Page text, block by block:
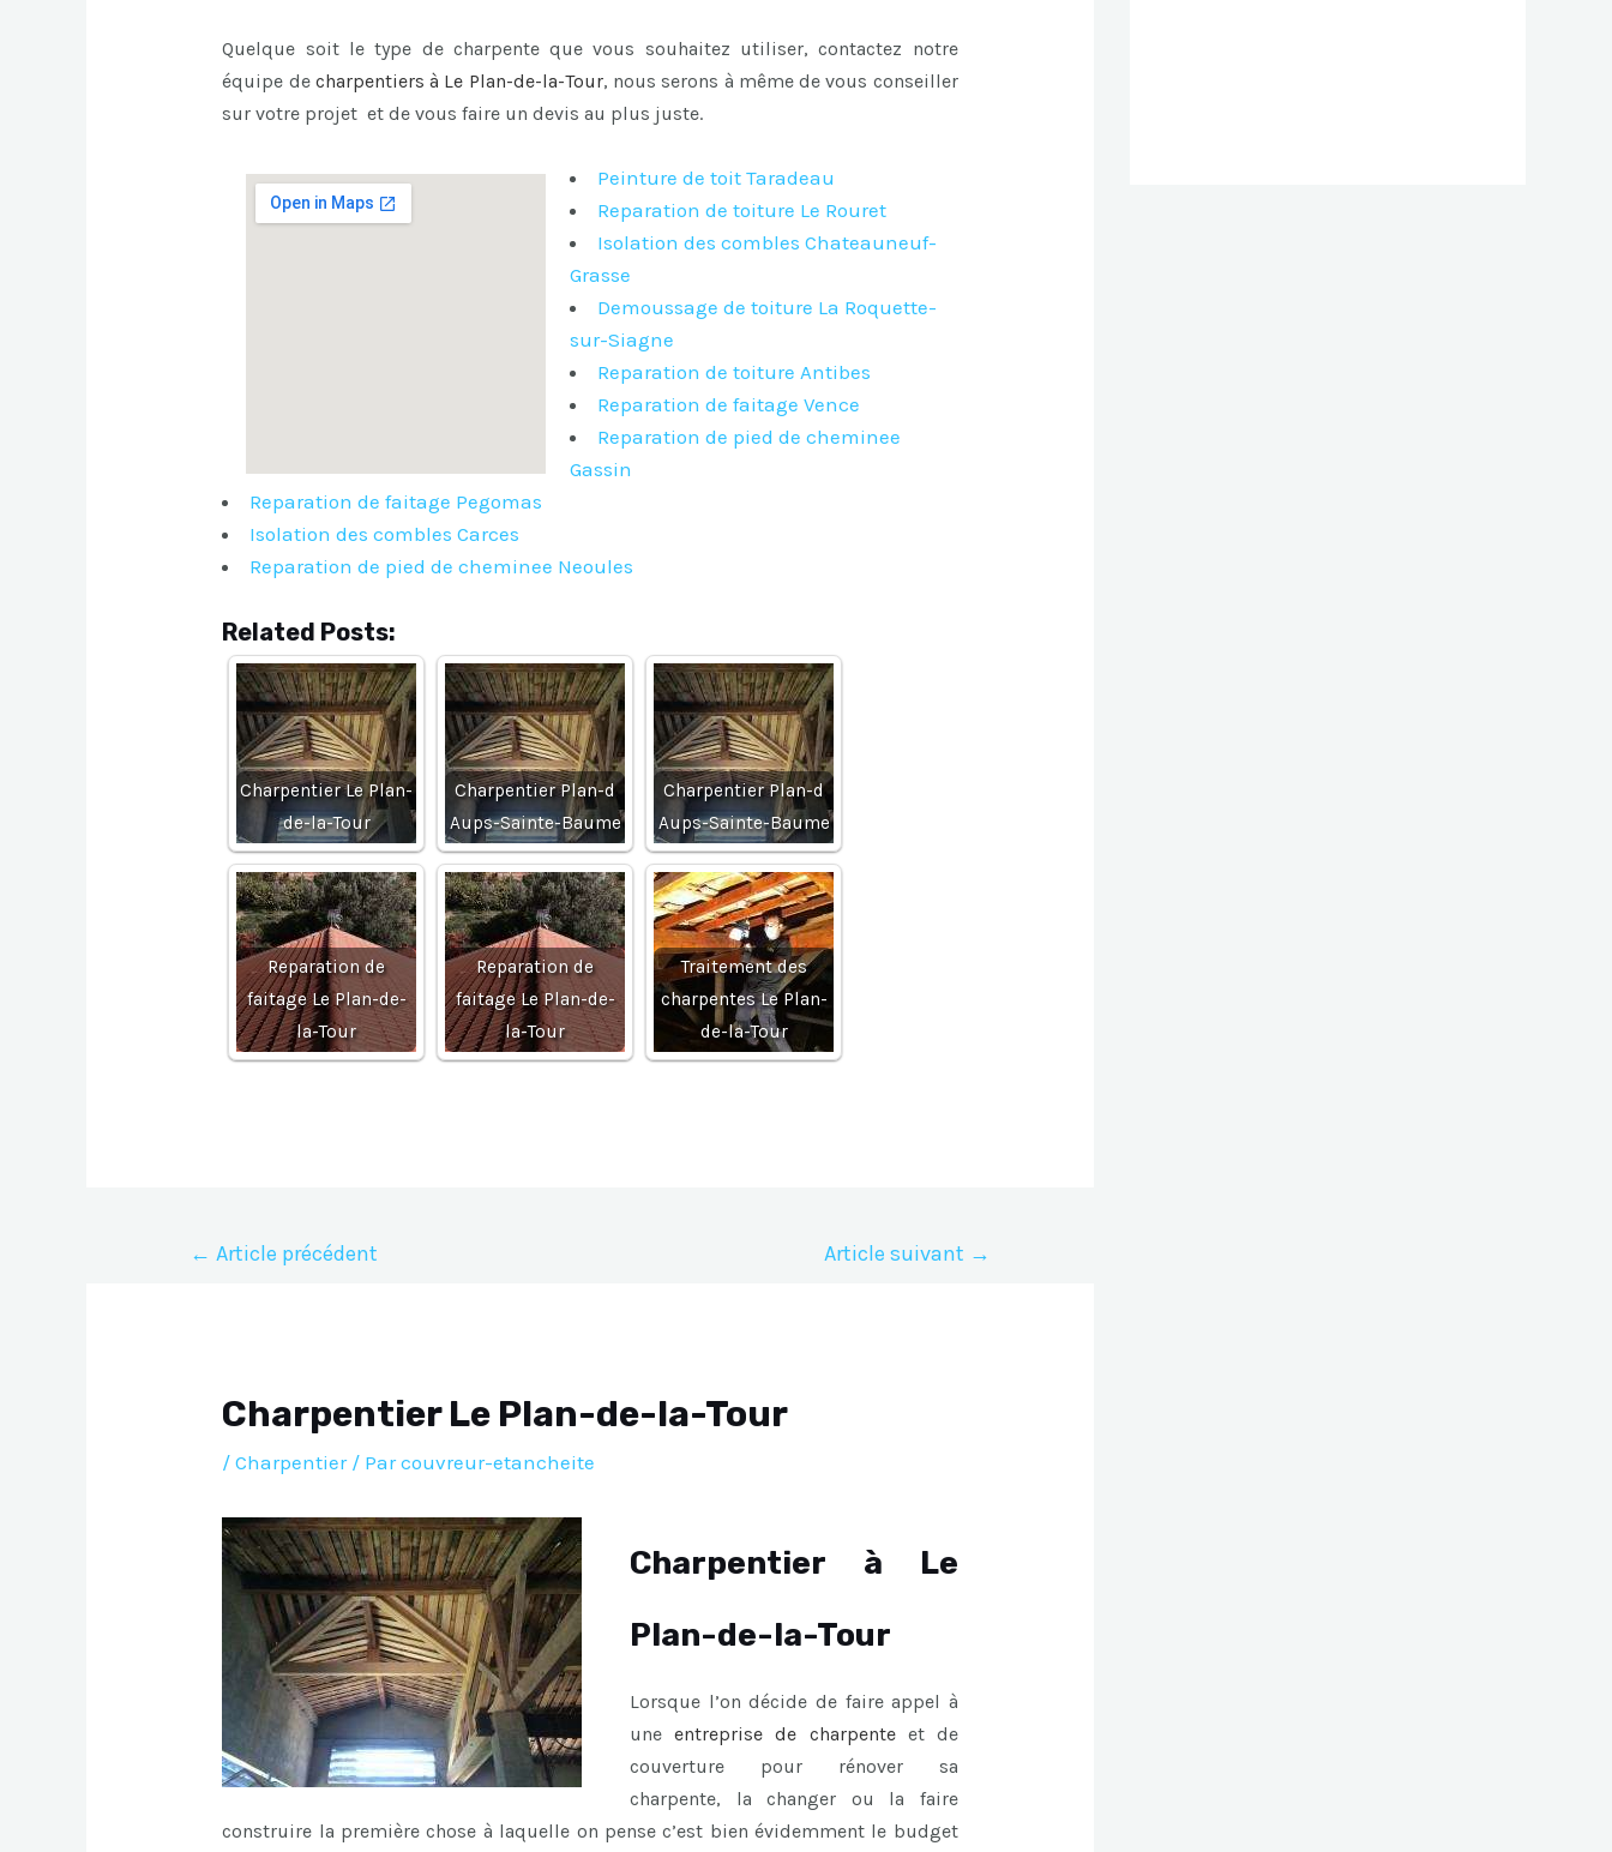
Quelque soit le type de charpente que vous souhaitez utiliser, contactez notre
équipe de charpentiers à Le Plan-de-la-Tour, nous serons à même de vous conseiller
sur votre projet et de vous faire un devis au plus juste.
Peinture de toit Taradeau
Reparation de toiture Le Rouret
Isolation des combles Chateauneuf-
Grasse
Demoussage de toiture La Roquette-
sur-Siagne
Reparation de toiture Antibes
Reparation de faitage Vence
Reparation de pied de cheminee
Gassin
Reparation de faitage Pegomas
Isolation des combles Carces
Reparation de pied de cheminee Neoules
Related Posts:
Charpentier Le Plan-
de-la-Tour
Charpentier Plan-d
Aups-Sainte-Baume
Charpentier Plan-d
Aups-Sainte-Baume
Reparation de
faitage Le Plan-de-
la-Tour
Reparation de
faitage Le Plan-de-
la-Tour
Traitement des
charpentes Le Plan-
de-la-Tour
Navigation
← Article précédent Article suivant →
Charpentier Le Plan-de-la-Tour
/Charpentier/ Parcouvreur-etancheite
Charpentier à Le
Plan-de-la-Tour
Lorsque l’on décide de faire appel à
uneentreprise de charpenteet de
couverture pour rénover sa
charpente, la changer ou la faire
construire la première chose à laquelle on pense c’est bien évidemment le budget